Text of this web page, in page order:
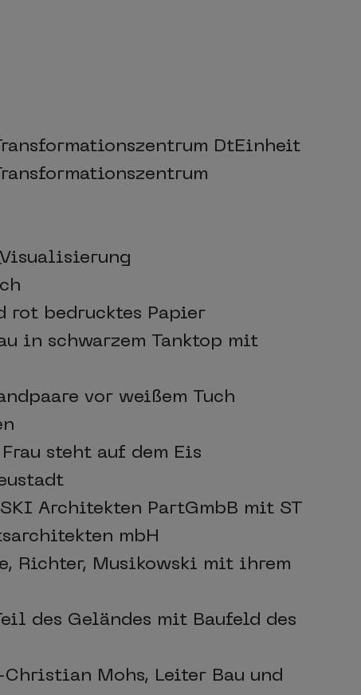
DtEinheit
rot bedrucktes Papier
in schwarzem Tanktop mit
vor weißem Tuch
steht auf dem Eis
Architekten PartGmbB mit ST
mbH
Richter, Musikowski mit ihrem
des Geländes mit Baufeld des
Mohs, Leiter Bau und